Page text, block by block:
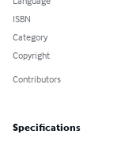
ISBN
Category
Copyright
Contributors
Specifications